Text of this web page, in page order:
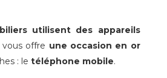
utilisent des appareils
offre une occasion en or
: le téléphone mobile.